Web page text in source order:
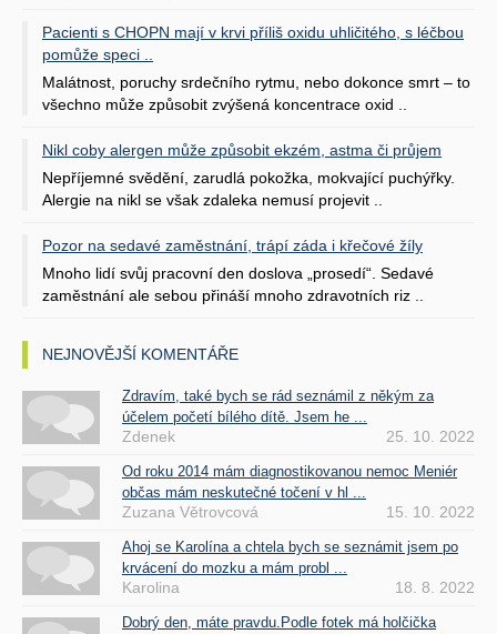
Pacienti s CHOPN mají v krvi příliš oxidu uhličitého, s léčbou
pomůže speci ..
Malátnost, poruchy srdečního rytmu, nebo dokonce smrt – to
všechno může způsobit zvýšená koncentrace oxid ..
Nikl coby alergen může způsobit ekzém, astma či průjem
Nepříjemné svědění, zarudlá pokožka, mokvající puchýřky.
Alergie na nikl se však zdaleka nemusí projevit ..
Pozor na sedavé zaměstnání, trápí záda i křečové žíly
Mnoho lidí svůj pracovní den doslova „prosedí“. Sedavé
zaměstnání ale sebou přináší mnoho zdravotních riz ..
NEJNOVĚJŠÍ KOMENTÁŘE
Zdravím, také bych se rád seznámil z někým za
účelem početí bílého dítě. Jsem he ...
Zdenek 25. 10. 2022
Od roku 2014 mám diagnostikovanou nemoc Meniér
občas mám neskutečné točení v hl ...
Zuzana Větrovcová 15. 10. 2022
Ahoj se Karolína a chtela bych se seznámit jsem po
krvácení do mozku a mám probl ...
Karolina 18. 8. 2022
Dobrý den, máte pravdu.Podle fotek má holčička